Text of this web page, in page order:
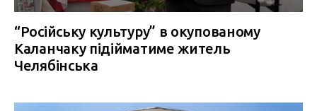
“Російську культуру” в окупованому
Каланчаку підійматиме житель
Челябінська